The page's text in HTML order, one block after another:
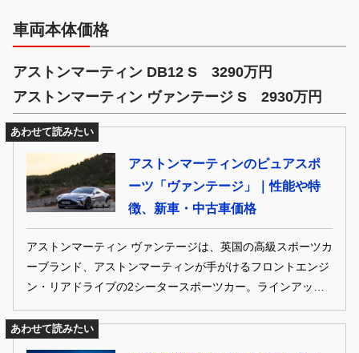
車両本体価格
アストンマーティン DB12 S 3290万円
アストンマーティン ヴァンテージ S 2930万円
あわせて読みたい
アストンマーティンのピュアスポ
ーツ「ヴァンテージ」｜性能や特
徴、新車・中古車価格
アストンマーティン ヴァンテージは、英国の高級スポーツカ
ーブランド、アストンマーティンが手がけるフロントエンジ
ン・リアドライブの2シータースポーツカー。ラインアップ
ンドリングと強力なパワートレインを組み合わせた純粋なス
あわせて読みたい